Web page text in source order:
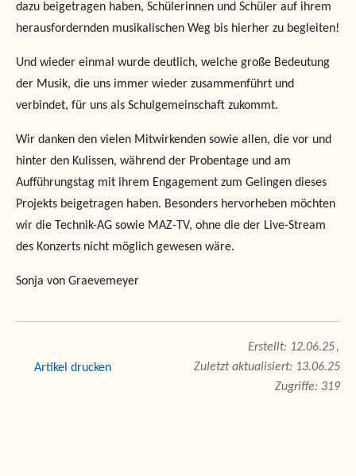
dazu beigetragen haben, Schülerinnen und Schüler auf ihrem
herausfordernden musikalischen Weg bis hierher zu begleiten!
Und wieder einmal wurde deutlich, welche große Bedeutung
der Musik, die uns immer wieder zusammenführt und
verbindet, für uns als Schulgemeinschaft zukommt.
Wir danken den vielen Mitwirkenden sowie allen, die vor und
hinter den Kulissen, während der Probentage und am
Aufführungstag mit ihrem Engagement zum Gelingen dieses
Projekts beigetragen haben. Besonders hervorheben möchten
wir die Technik-AG sowie MAZ-TV, ohne die der Live-Stream
des Konzerts nicht möglich gewesen wäre.
Sonja von Graevemeyer
drucken
12.06.25
Zuletzt aktualisiert: 13.06.25
Zugriffe: 319